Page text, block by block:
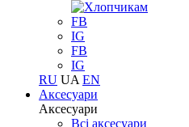
FB
IG
FB
IG
RU UA EN
Аксесуари
Аксесуари
Всі аксесуари